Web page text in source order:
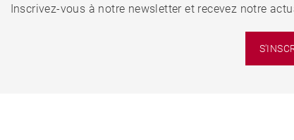
Inscrivez-vous à notre newsletter et recevez notre